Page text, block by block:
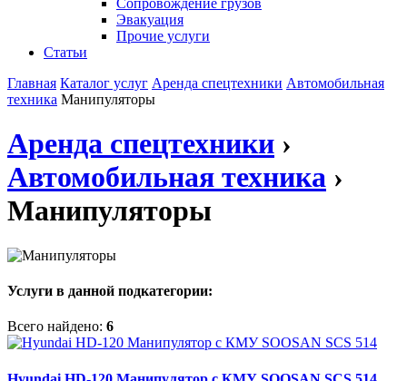
Сопровождение грузов
Эвакуация
Прочие услуги
Статьи
Главная Каталог услуг Аренда спецтехники Автомобильная
техника Манипуляторы
Аренда спецтехники ›
Автомобильная техника ›
Манипуляторы
Услуги в данной подкатегории:
Всего найдено: 6